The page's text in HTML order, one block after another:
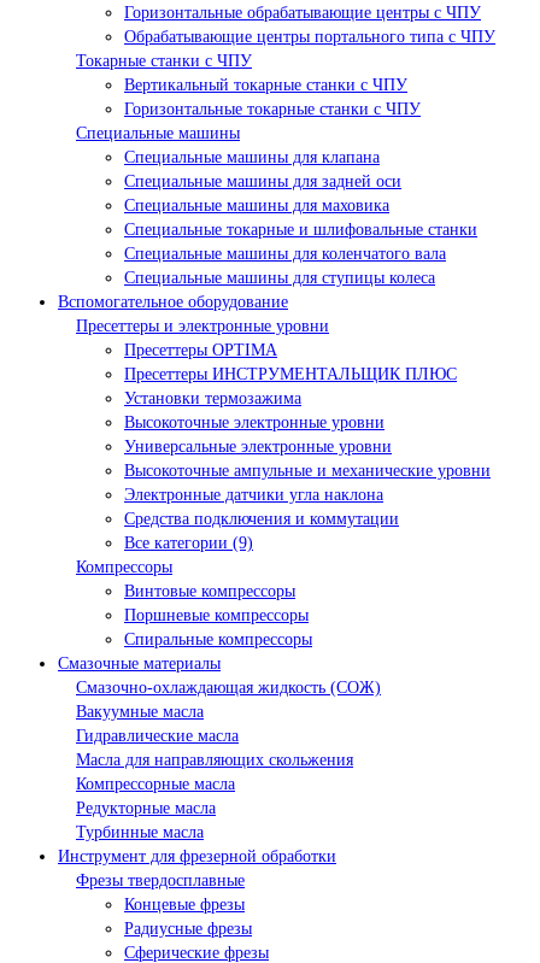
Горизонтальные обрабатывающие центры с ЧПУ
Обрабатывающие центры портального типа с ЧПУ
Токарные станки с ЧПУ
Вертикальный токарные станки с ЧПУ
Горизонтальные токарные станки с ЧПУ
Специальные машины
Специальные машины для клапана
Специальные машины для задней оси
Специальные машины для маховика
Специальные токарные и шлифовальные станки
Специальные машины для коленчатого вала
Специальные машины для ступицы колеса
Вспомогательное оборудование
Пресеттеры и электронные уровни
Пресеттеры OPTIMA
Пресеттеры ИНСТРУМЕНТАЛЬЩИК ПЛЮС
Установки термозажима
Высокоточные электронные уровни
Универсальные электронные уровни
Высокоточные ампульные и механические уровни
Электронные датчики угла наклона
Средства подключения и коммутации
Все категории (9)
Компрессоры
Винтовые компрессоры
Поршневые компрессоры
Спиральные компрессоры
Смазочные материалы
Смазочно-охлаждающая жидкость (СОЖ)
Вакуумные масла
Гидравлические масла
Масла для направляющих скольжения
Компрессорные масла
Редукторные масла
Турбинные масла
Инструмент для фрезерной обработки
Фрезы твердосплавные
Концевые фрезы
Радиусные фрезы
Сферические фрезы